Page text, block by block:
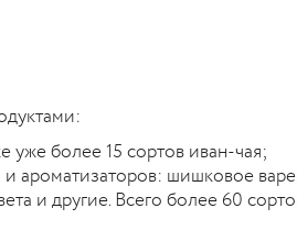
уже более 15 сортов иван-чая;
и ароматизаторов: шишковое
и другие. Всего более 60